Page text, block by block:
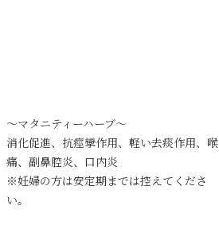
～マタニティーハーブ～
消化促進、抗痙攣作用、軽い去痰作用、喉
痛、副鼻腔炎、口内炎
※妊婦の方は安定期までは控えてくださ
い。